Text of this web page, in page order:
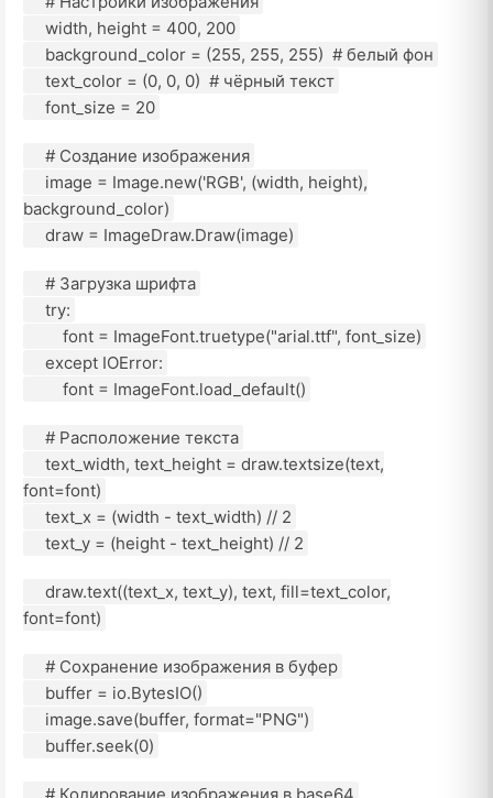
width, height = 400, 200
background_color = (255, 255, 255) # белый фон
text_color = (0, 0, 0) # чёрный текст
font_size = 20
# Создание изображения
image = Image.new('RGB', (width, height),
background_color)
draw = ImageDraw.Draw(image)
# Загрузка шрифта
try:
font = ImageFont.truetype("arial.ttf", font_size)
except IOError:
font = ImageFont.load_default()
# Расположение текста
text_width, text_height = draw.textsize(text,
font=font)
text_x = (width - text_width) // 2
text_y = (height - text_height) // 2
draw.text((text_x, text_y), text, fill=text_color,
font=font)
# Сохранение изображения в буфер
buffer = io.BytesIO()
image.save(buffer, format="PNG")
buffer.seek(0)